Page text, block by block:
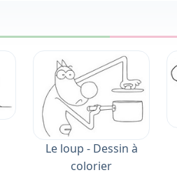
Le loup - Dessin à
colorier